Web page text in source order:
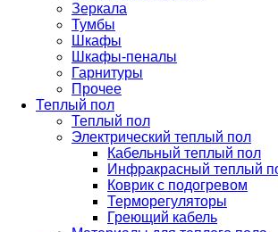
Зеркала
Тумбы
Шкафы
Шкафы-пеналы
Гарнитуры
Прочее
Теплый пол
Теплый пол
Электрический теплый пол
Кабельный теплый пол
Инфракрасный теплый
Коврик с подогревом
Терморегуляторы
Греющий кабель